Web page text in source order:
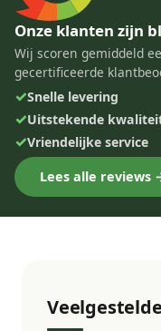
Onze klanten zijn
Wij scoren gemiddeld
gecertificeerde
✓Snelle levering
✓Uitstekende
✓Vriendelijke service
Lees alle reviews